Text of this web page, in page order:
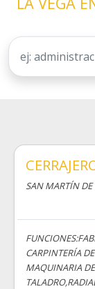
SAN MARTÍN DE
CARPINTERÍA
MAQUINARIA